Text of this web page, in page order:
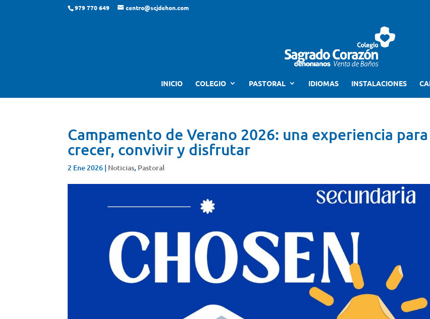
979 770 649 centro@scjdehon.com
INICIO COLEGIO PASTORAL IDIOMAS INSTALACIONES
Campamento de Verano 2026: una experiencia para
crecer, convivir y disfrutar
2 Ene 2026 | Noticias, Pastoral